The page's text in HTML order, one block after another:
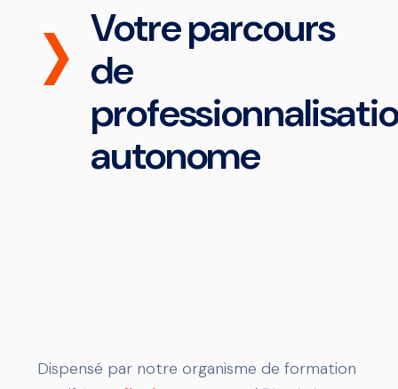
Votre parcours
de
autonome
Dispensé par notre organisme de formation